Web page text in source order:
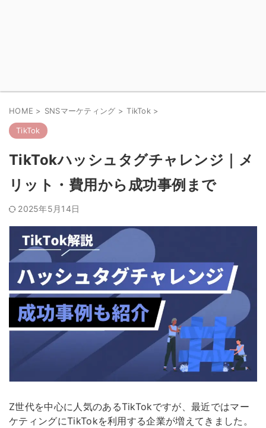
HOME > SNSマーケティング > TikTok >
TikTok
TikTokハッシュタグチャレンジ｜メ
リット・費用から成功事例まで
2025年5月14日
Z世代を中心に人気のあるTikTokですが、最近ではマー
ケティングにTikTokを利用する企業が増えてきました。